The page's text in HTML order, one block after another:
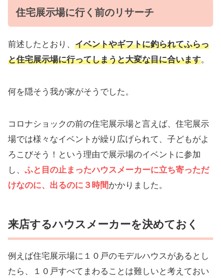
住宅展示場に行く前のリサーチ
前述したとおり、 イベントやギフトに釣られてふらっ
と住宅展示場に行ってしまうと大変な目に合います。
何を隠そう我が家がそうでした。
コロナショックの前の住宅展示場と言えば、住宅展示
場では様々なイベントが繰り広げられて、子どもがよ
ろこびそう！という理由で展示場のイベントに参加
し、 ふと目の止まったハウスメーカーに立ち寄っただ
けなのに、出るのに３時間かかりました。
来店するハウスメーカーを決めておく
例えば住宅展示場に１０戸のモデルハウスがあるとし
たら、１０戸すべてまわることは難しいと考えておい